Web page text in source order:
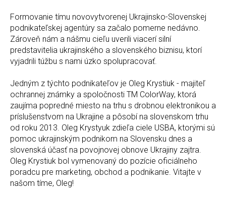
Formovanie tímu novovytvorenej Ukrajinsko-Slovenskej
podnikateľskej agentúry sa začalo pomerne nedávno.
Zároveň nám a nášmu cieľu uverili viacerí silní
predstavitelia ukrajinského a slovenského biznisu, ktorí
vyjadrili túžbu s nami úzko spolupracovať.
Jedným z týchto podnikateľov je Oleg Krystiuk - majiteľ
ochrannej známky a spoločnosti TM ColorWay, ktorá
zaujíma popredné miesto na trhu s drobnou elektronikou a
príslušenstvom na Ukrajine a pôsobí na slovenskom trhu
od roku 2013. Oleg Krystyuk zdieľa ciele USBA, ktorými sú
pomoc ukrajinským podnikom na Slovensku dnes a
slovenská účasť na povojnovej obnove Ukrajiny zajtra.
Oleg Krystiuk bol vymenovaný do pozície oficiálneho
poradcu pre marketing, obchod a podnikanie. Vitajte v
našom tíme, Oleg!